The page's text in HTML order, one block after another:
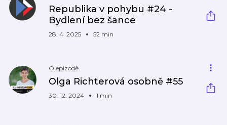
Republika v pohybu #24 -
Bydlení bez šance
28. 4. 2025 52 min
O epizodě
Olga Richterová osobně #55
30. 12. 2024 1 min